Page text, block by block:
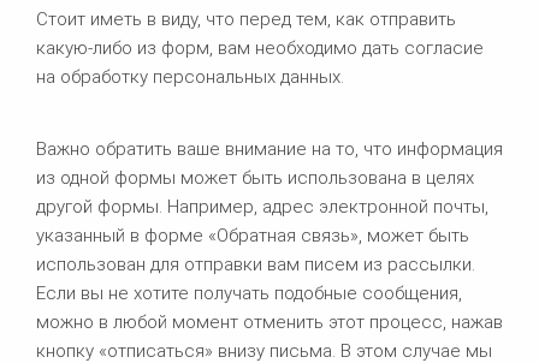
Стоит иметь в виду, что перед тем, как отправить
какую-либо из форм, вам необходимо дать согласие
на обработку персональных данных.
Важно обратить ваше внимание на то, что информация
из одной формы может быть использована в целях
другой формы. Например, адрес электронной почты,
указанный в форме «Обратная связь», может быть
использован для отправки вам писем из рассылки.
Если вы не хотите получать подобные сообщения,
можно в любой момент отменить этот процесс, нажав
кнопку «отписаться» внизу письма. В этом случае мы